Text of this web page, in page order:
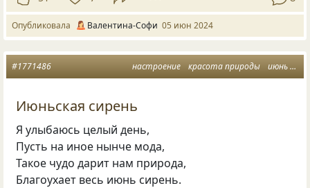
Опубликовала Валентина-Софи 05 июн 2024
настроение красота природы июнь
#1771486
Июньская сирень
Я улыбаюсь целый день,
Пусть на иное нынче мода,
Такое чудо дарит нам природа,
Благоухает весь июнь сирень.